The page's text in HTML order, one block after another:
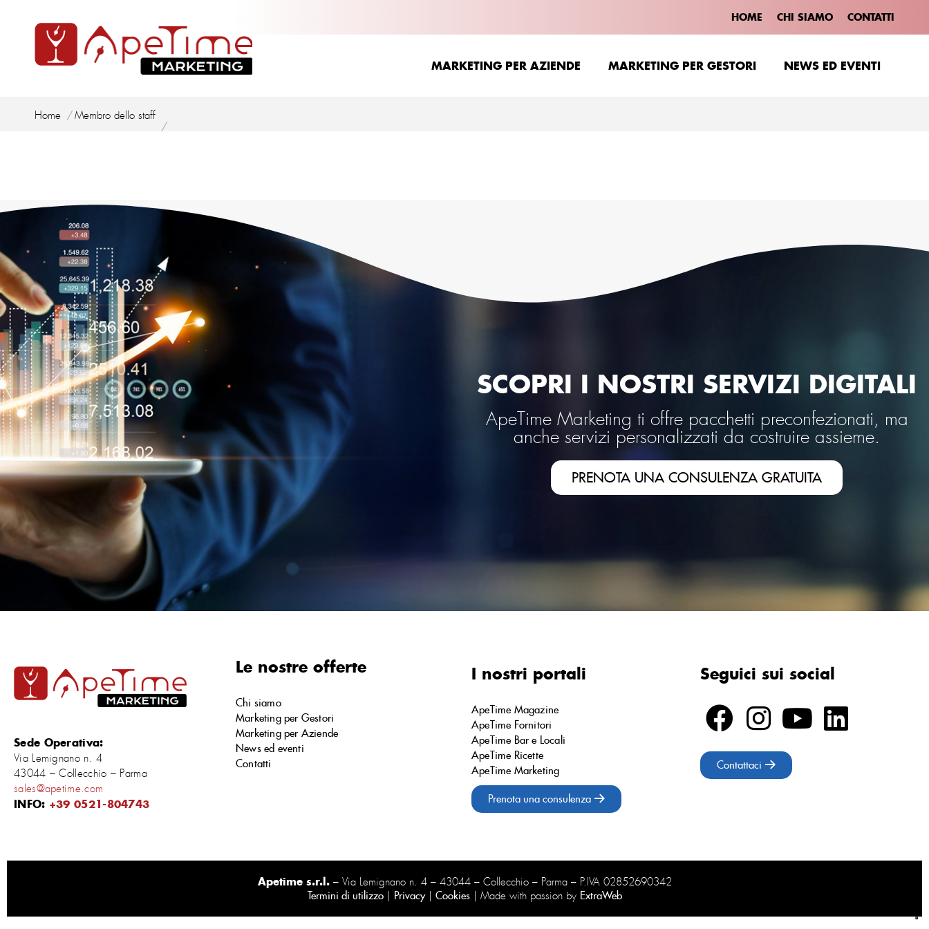
HOME CHI SIAMO CONTATTI
MARKETING PER AZIENDE MARKETING PER GESTORI NEWS ED EVENTI
Tu sei qui:
Home Membro dello staff
SCOPRI I NOSTRI SERVIZI DIGITALI
ApeTime Marketing ti offre pacchetti preconfezionati, ma
anche servizi personalizzati da costruire assieme.
PRENOTA UNA CONSULENZA GRATUITA
Sede Operativa:
Via Lemignano n. 4
43044 – Collecchio – Parma
sales@apetime.com
INFO: +39 0521-804743
Le nostre offerte
Chi siamo
Marketing per Gestori
Marketing per Aziende
News ed eventi
Contatti
I nostri portali
ApeTime Magazine
ApeTime Fornitori
ApeTime Bar e Locali
ApeTime Ricette
ApeTime Marketing
Prenota una consulenza
Seguici sui social
Contattaci
Apetime s.r.l.– Via Lemignano n. 4 – 43044 – Collecchio – Parma – P.IVA 02852690342
Termini di utilizzo| Privacy| Cookies| Made with passion by ExtraWeb
MARKETING PER AZIENDE MARKETING PER GESTORI NEWS ED EVENTI